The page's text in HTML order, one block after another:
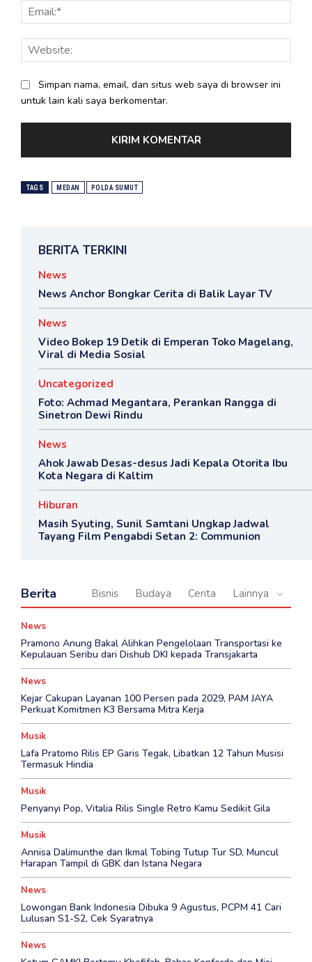
Simpan nama, email, dan situs web saya di browser ini
untuk lain kali saya berkomentar.
TAGS MEDAN POLDA SUMUT
BERITA TERKINI
News
News Anchor Bongkar Cerita di Balik Layar TV
News
Video Bokep 19 Detik di Emperan Toko Magelang,
Viral di Media Sosial
Uncategorized
Foto: Achmad Megantara, Perankan Rangga di
Sinetron Dewi Rindu
News
Ahok Jawab Desas-desus Jadi Kepala Otorita Ibu
Kota Negara di Kaltim
Hiburan
Masih Syuting, Sunil Samtani Ungkap Jadwal
Tayang Film Pengabdi Setan 2: Communion
Berita Bisnis Budaya Cerita Lainnya
News
Pramono Anung Bakal Alihkan Pengelolaan Transportasi ke
Kepulauan Seribu dari Dishub DKI kepada Transjakarta
News
Kejar Cakupan Layanan 100 Persen pada 2029, PAM JAYA
Perkuat Komitmen K3 Bersama Mitra Kerja
Musik
Lafa Pratomo Rilis EP Garis Tegak, Libatkan 12 Tahun Musisi
Termasuk Hindia
Musik
Penyanyi Pop, Vitalia Rilis Single Retro Kamu Sedikit Gila
Musik
Annisa Dalimunthe dan Ikmal Tobing Tutup Tur SD, Muncul
Harapan Tampil di GBK dan Istana Negara
News
Lowongan Bank Indonesia Dibuka 9 Agustus, PCPM 41 Cari
Lulusan S1-S2, Cek Syaratnya
News